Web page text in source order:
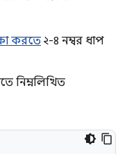
করতে ২-৪ নম্বর ধাপ
নিম্নলিখিত